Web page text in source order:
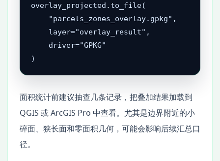
overlay_projected.to_file(
    "parcels_zones_overlay.gpkg",
    layer="overlay_result",
    driver="GPKG"
)
面积统计前建议抽查几条记录，把叠加结果加载到
QGIS 或 ArcGIS Pro 中查看。尤其是边界附近的小
碎面、狭长面和零面积几何，可能会影响后续汇总口
径。